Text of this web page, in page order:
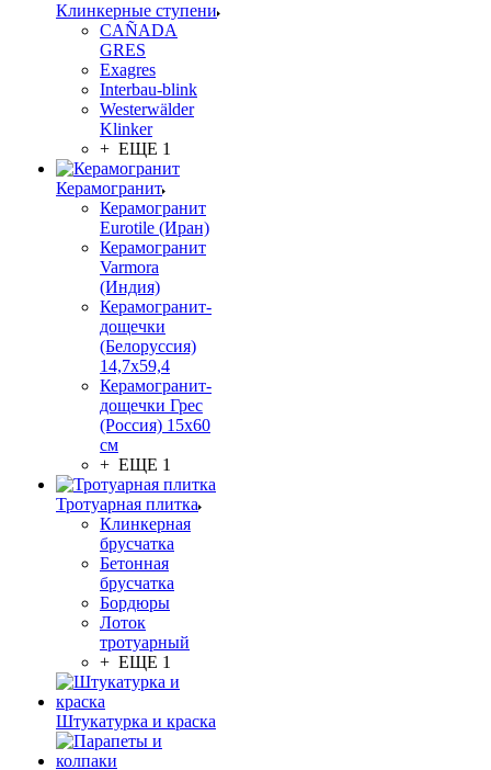
Клинкерные ступени
CAÑADA
GRES
Exagres
Interbau-blink
Westerwälder
Klinker
+ ЕЩЕ 1
Керамогранит
Керамогранит
Eurotile (Иран)
Керамогранит
Varmora
(Индия)
Керамогранит-
дощечки
(Белоруссия)
14,7x59,4
Керамогранит-
дощечки Грес
(Россия) 15х60
см
+ ЕЩЕ 1
Тротуарная плитка
Клинкерная
брусчатка
Бетонная
брусчатка
Бордюры
Лоток
тротуарный
+ ЕЩЕ 1
Штукатурка и краска